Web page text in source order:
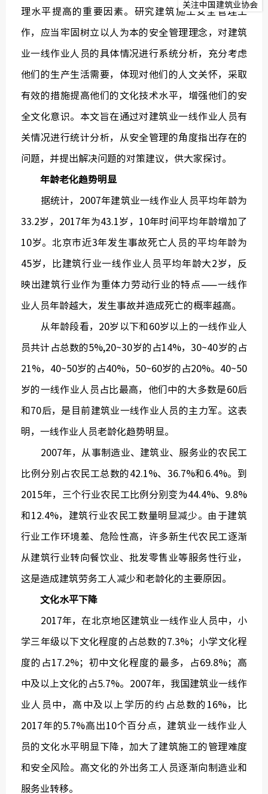
中国建
绿色建
理水平提高的重要因素。研究建筑施工安全管理工
作，应当牢固树立以人为本的安全管理理念，对建筑
业一线作业人员的具体情况进行系统分析，充分考虑
他们的生产生活需要，体现对他们的人文关怀，采取
有效的措施提高他们的文化技术水平，增强他们的安
全文化意识。本文旨在通过对建筑业一线作业人员有
关情况进行统计分析，从安全管理的角度指出存在的
问题，并提出解决问题的对策建议，供大家探讨。
年龄老化趋势明显
据统计，2007年建筑业一线作业人员平均年龄为
33.2岁，2017年为43.1岁，10年时间平均年龄增加了
10岁。北京市近3年发生事故死亡人员的平均年龄为
45岁，比建筑行业一线作业人员平均年龄大2岁，反
映出建筑行业作为重体力劳动行业的特点——一线作
业人员年龄越大，发生事故并造成死亡的概率越高。
从年龄段看，20岁以下和60岁以上的一线作业人
员共计占总数的5%,20~30岁的占14%，30~40岁的占
21%，40~50岁的占40%，50~60岁的占20%。40~50
岁的一线作业人员占比最高，他们中的大多数是60后
和70后，是目前建筑业一线作业人员的主力军。这表
明，一线作业人员老龄化趋势明显。
2007年，从事制造业、建筑业、服务业的农民工
比例分别占农民工总数的42.1%、36.7%和6.4%。到
2015年，三个行业农民工比例分别变为44.4%、9.8%
和12.4%，建筑行业农民工数量明显减少。由于建筑
行业工作环境差、危险性高，许多新生代农民工逐渐
从建筑行业转向餐饮业、批发零售业等服务性行业，
这是造成建筑劳务工人减少和老龄化的主要原因。
文化水平下降
2017年，在北京地区建筑业一线作业人员中，小
学三年级以下文化程度的占总数的7.3%；小学文化程
度的占17.2%；初中文化程度的最多，占69.8%；高
中及以上文化的占5.7%。2007年，我国建筑业一线作
业人员中，高中及以上学历的约占总数的16%，比
2017年的5.7%高出10个百分点，建筑业一线作业人
员的文化水平明显下降，加大了建筑施工的管理难度
和安全风险。高文化的外出务工人员逐渐向制造业和
服务业转移。
关注中国建筑业协会